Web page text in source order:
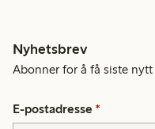
Nyhetsbrev
Abonner for å få siste nytt
E-postadresse *